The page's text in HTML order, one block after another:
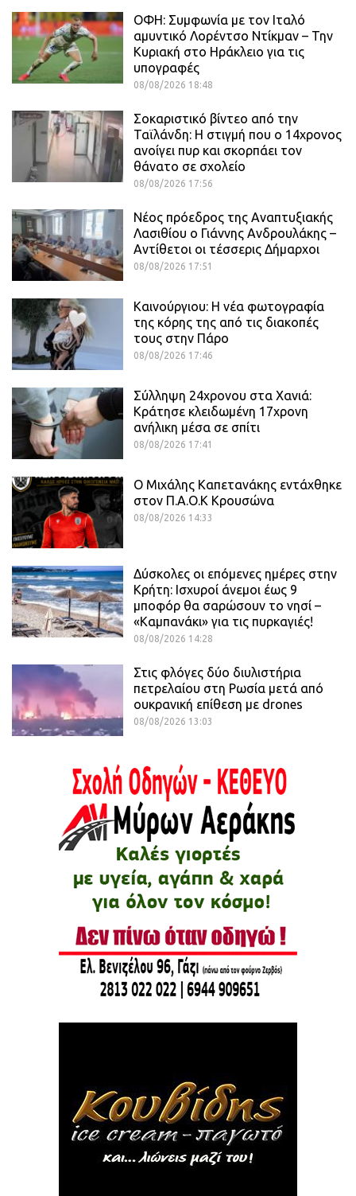
ΟΦΗ: Συμφωνία με τον Ιταλό
αμυντικό Λορέντσο Ντίκμαν – Την
Κυριακή στο Ηράκλειο για τις
υπογραφές
08/08/2026 18:48
Σοκαριστικό βίντεο από την
Ταϊλάνδη: Η στιγμή που ο 14χρονος
ανοίγει πυρ και σκορπάει τον
θάνατο σε σχολείο
08/08/2026 17:56
Νέος πρόεδρος της Αναπτυξιακής
Λασιθίου ο Γιάννης Ανδρουλάκης –
Αντίθετοι οι τέσσερις Δήμαρχοι
08/08/2026 17:51
Καινούργιου: Η νέα φωτογραφία
της κόρης της από τις διακοπές
τους στην Πάρο
08/08/2026 17:46
Σύλληψη 24χρονου στα Χανιά:
Κράτησε κλειδωμένη 17χρονη
ανήλικη μέσα σε σπίτι
08/08/2026 17:41
O Mιχάλης Καπετανάκης εντάχθηκε
στον Π.Α.Ο.Κ Κρουσώνα
08/08/2026 14:33
Δύσκολες οι επόμενες ημέρες στην
Κρήτη: Ισχυροί άνεμοι έως 9
μποφόρ θα σαρώσουν το νησί –
«Καμπανάκι» για τις πυρκαγιές!
08/08/2026 14:28
Στις φλόγες δύο διυλιστήρια
πετρελαίου στη Ρωσία μετά από
ουκρανική επίθεση με drones
08/08/2026 13:03